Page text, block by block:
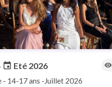
event Eté 2026 visibility
- 14-17 ans -Juillet 2026